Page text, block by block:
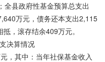
全县政府性基金预算总支出
万元，债务还本支出2,115
，滚存结余409万元。
决算情况
其中：当年社保基金收入